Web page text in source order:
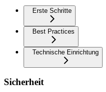
Erste Schritte
Best Practices
Technische Einrichtung
Sicherheit